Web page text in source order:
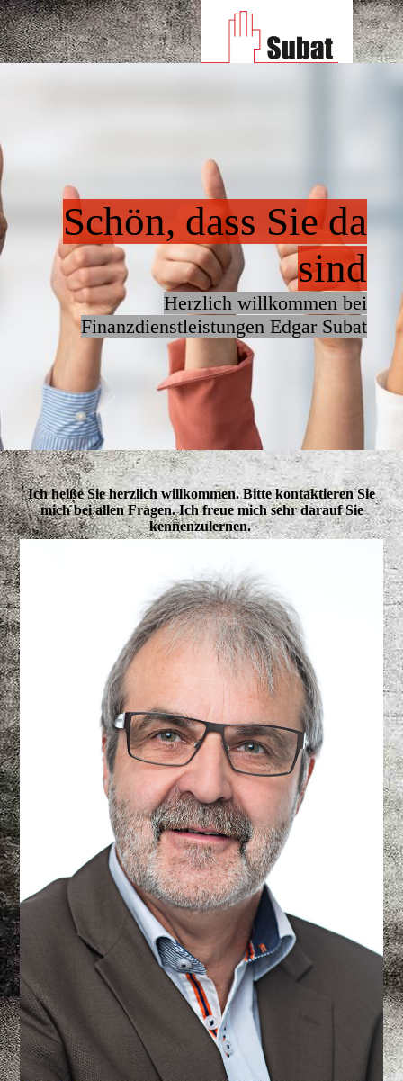
Schön, dass Sie da
sind
Herzlich willkommen bei
Finanzdienstleistungen Edgar Subat
Ich heiße Sie herzlich willkommen. Bitte kontaktieren Sie
mich bei allen Fragen. Ich freue mich sehr darauf Sie
kennenzulernen.